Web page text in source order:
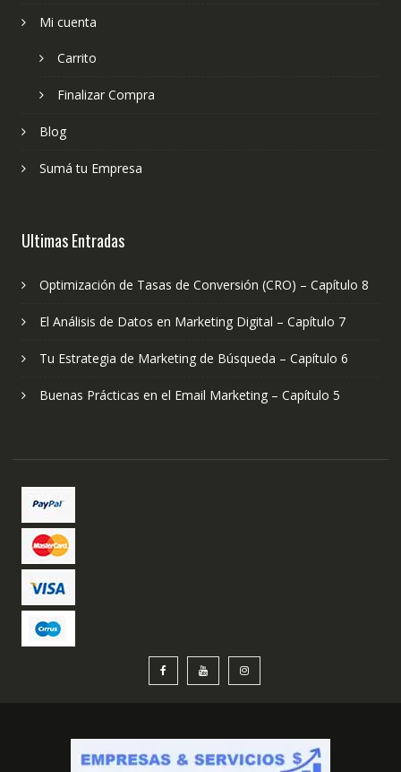
Mi cuenta
Carrito
Finalizar Compra
Blog
Sumá tu Empresa
Ultimas Entradas
Optimización de Tasas de Conversión (CRO) – Capítulo 8
El Análisis de Datos en Marketing Digital – Capítulo 7
Tu Estrategia de Marketing de Búsqueda – Capítulo 6
Buenas Prácticas en el Email Marketing – Capítulo 5